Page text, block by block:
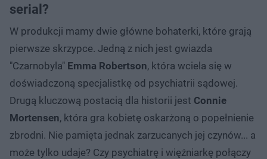
serial?
W produkcji mamy dwie główne bohaterki, które grają
pierwsze skrzypce. Jedną z nich jest gwiazda
"Czarnobyla" Emma Robertson, która wciela się w
doświadczoną specjalistkę od psychiatrii sądowej.
Drugą kluczową postacią dla historii jest Connie
Mortensen, która gra kobietę oskarżoną o popełnienie
zbrodni. Nie pamięta jednak zarzucanych jej czynów... a
może tylko udaje? Czy psychiatrę i więźniarkę połączy